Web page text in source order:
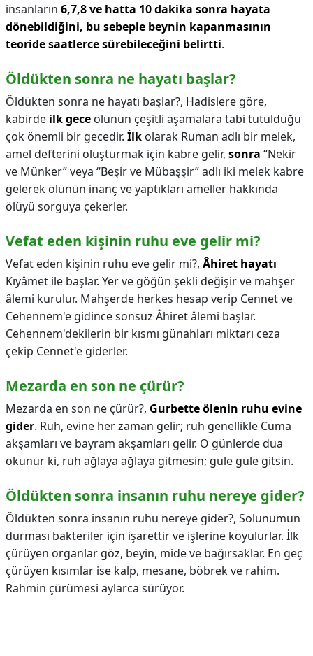
insanların 6,7,8 ve hatta 10 dakika sonra hayata
dönebildiğini, bu sebeple beynin kapanmasının
teoride saatlerce sürebileceğini belirtti.
Öldükten sonra ne hayatı başlar?
Öldükten sonra ne hayatı başlar?, Hadislere göre,
kabirde ilk gece ölünün çeşitli aşamalara tabi tutulduğu
çok önemli bir gecedir. İlk olarak Ruman adlı bir melek,
amel defterini oluşturmak için kabre gelir, sonra “Nekir
ve Münker” veya “Beşir ve Mübaşşir” adlı iki melek kabre
gelerek ölünün inanç ve yaptıkları ameller hakkında
ölüyü sorguya çekerler.
Vefat eden kişinin ruhu eve gelir mi?
Vefat eden kişinin ruhu eve gelir mi?, Âhiret hayatı
Kıyâmet ile başlar. Yer ve göğün şekli değişir ve mahşer
âlemi kurulur. Mahşerde herkes hesap verip Cennet ve
Cehennem'e gidince sonsuz Âhiret âlemi başlar.
Cehennem'dekilerin bir kısmı günahları miktarı ceza
çekip Cennet'e giderler.
Mezarda en son ne çürür?
Mezarda en son ne çürür?, Gurbette ölenin ruhu evine
gider. Ruh, evine her zaman gelir; ruh genellikle Cuma
akşamları ve bayram akşamları gelir. O günlerde dua
okunur ki, ruh ağlaya ağlaya gitmesin; güle güle gitsin.
Öldükten sonra insanın ruhu nereye gider?
Öldükten sonra insanın ruhu nereye gider?, Solunumun
durması bakteriler için işarettir ve işlerine koyulurlar. İlk
çürüyen organlar göz, beyin, mide ve bağırsaklar. En geç
çürüyen kısımlar ise kalp, mesane, böbrek ve rahim.
Rahmin çürümesi aylarca sürüyor.